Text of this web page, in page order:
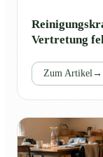
Vertretung
Zum Artikel →